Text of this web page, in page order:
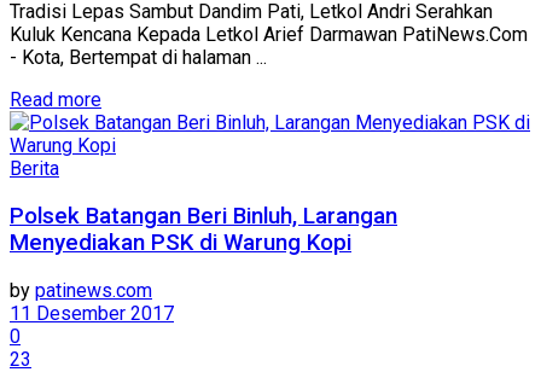
Tradisi Lepas Sambut Dandim Pati, Letkol Andri Serahkan
Kuluk Kencana Kepada Letkol Arief Darmawan PatiNews.Com
- Kota, Bertempat di halaman ...
Read moreDetails
Berita
Polsek Batangan Beri Binluh, Larangan
Menyediakan PSK di Warung Kopi
by patinews.com
11 Desember 2017
0
23